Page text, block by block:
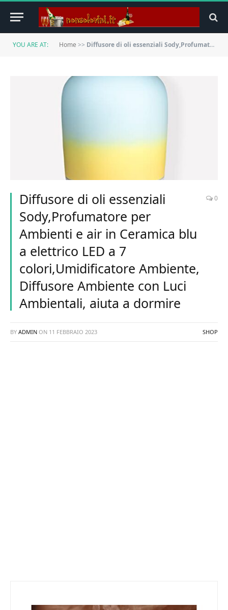
YOU ARE AT: Home >> Diffusore di oli essenziali Sody,Profumatore per Ambienti e air in Ceramica blu a elettrico LED a 7 colori,Umidificatore Ambiente, Diffusore Ambiente con Luci Ambientali, aiuta a dormire
Diffusore di oli essenziali
Sody,Profumatore per
Ambienti e air in Ceramica blu
a elettrico LED a 7
colori,Umidificatore Ambiente,
Diffusore Ambiente con Luci
Ambientali, aiuta a dormire
0
BY ADMIN ON 11 FEBBRAIO 2023 SHOP